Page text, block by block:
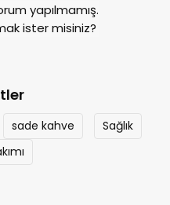
yapılmamış.
ister misiniz?
sade kahve
Sağlık